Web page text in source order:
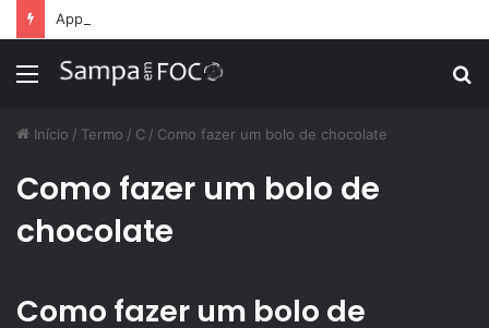
Menu
Início / Termo / C / Como fazer um bolo de chocolate
Como fazer um bolo de
chocolate
Como fazer um bolo de